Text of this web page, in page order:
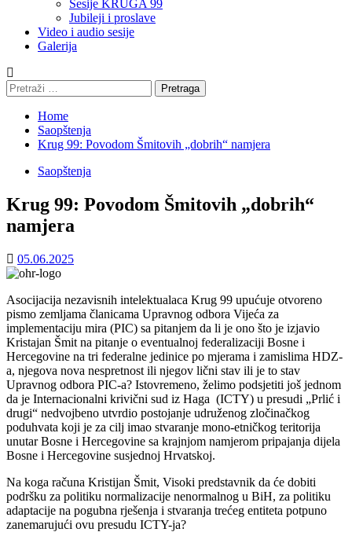
Sesije KRUGA 99
Jubileji i proslave
Video i audio sesije
Galerija
Pretraga:
Home
Saopštenja
Krug 99: Povodom Šmitovih „dobrih“ namjera
Saopštenja
Krug 99: Povodom Šmitovih „dobrih“
namjera
05.06.2025
Asocijacija nezavisnih intelektualaca Krug 99 upućuje otvoreno
pismo zemljama članicama Upravnog odbora Vijeća za
implementaciju mira (PIC) sa pitanjem da li je ono što je izjavio
Kristajan Šmit na pitanje o eventualnoj federalizaciji Bosne i
Hercegovine na tri federalne jedinice po mjerama i zamislima HDZ-
a, njegova nova nespretnost ili njegov lični stav ili je to stav
Upravnog odbora PIC-a? Istovremeno, želimo podsjetiti još jednom
da je Internacionalni krivični sud iz Haga (ICTY) u presudi „Prlić i
drugi“ nedvojbeno utvrdio postojanje udruženog zločinačkog
poduhvata koji je za cilj imao stvaranje mono-etničkog teritorija
unutar Bosne i Hercegovine sa krajnjom namjerom pripajanja dijela
Bosne i Hercegovine susjednoj Hrvatskoj.
Na koga računa Kristijan Šmit, Visoki predstavnik da će dobiti
podršku za politiku normalizacije nenormalnog u BiH, za politiku
adaptacije na pogubna rješenja i stvaranja trećeg entiteta potpuno
zanemarujući ovu presudu ICTY-ja?